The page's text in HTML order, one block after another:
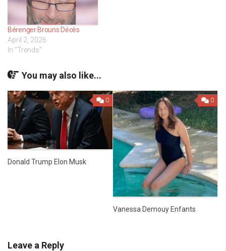
Bérenger Brouns Décès
April 2, 2026
In "Trends"
You may also like...
0
Donald Trump Elon Musk
0
Vanessa Demouy Enfants
Leave a Reply